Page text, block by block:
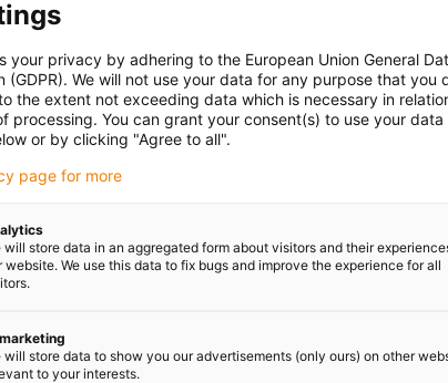
your privacy by adhering to the European Union General
(GDPR). We will not use your data for any purpose that you
the extent not exceeding data which is necessary in
processing. You can grant your consent(s) to use your data
or by clicking "Agree to all".
page for more
will store data in an aggregated form about visitors and their
website. We use this data to fix bugs and improve the experience for all
will store data to show you our advertisements (only ours) on other
to your interests.